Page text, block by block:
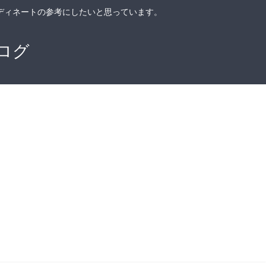
ネートの参考にしたいと思っています。
グ